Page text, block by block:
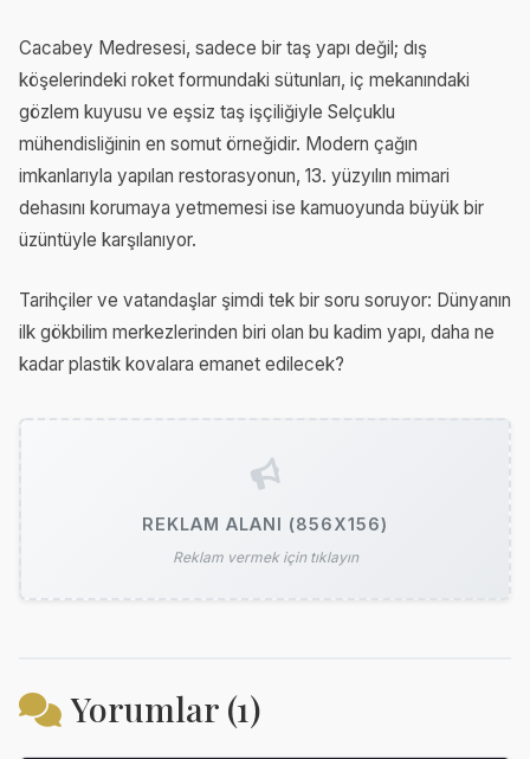
Cacabey Medresesi, sadece bir taş yapı değil; dış
köşelerindeki roket formundaki sütunları, iç mekanındaki
gözlem kuyusu ve eşsiz taş işçiliğiyle Selçuklu
mühendisliğinin en somut örneğidir. Modern çağın
imkanlarıyla yapılan restorasyonun, 13. yüzyılın mimari
dehasını korumaya yetmemesi ise kamuoyunda büyük bir
üzüntüyle karşılanıyor.
Tarihçiler ve vatandaşlar şimdi tek bir soru soruyor: Dünyanın
ilk gökbilim merkezlerinden biri olan bu kadim yapı, daha ne
kadar plastik kovalara emanet edilecek?
REKLAM ALANI (856X156)
Reklam vermek için tıklayın
Yorumlar (1)